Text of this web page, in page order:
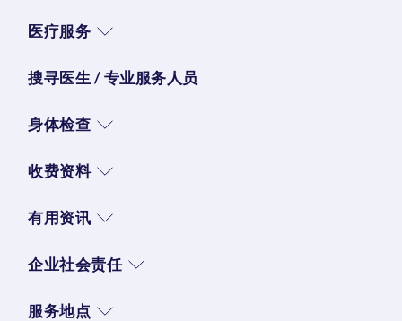
医疗服务
搜寻医生 / 专业服务人员
身体检查
收费资料
有用资讯
企业社会责任
服务地点